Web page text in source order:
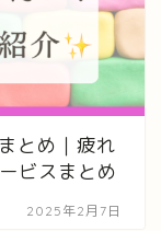
とめ｜疲れ
ビスまとめ
2025年2月7日